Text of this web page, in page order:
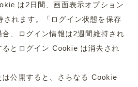
は2日間、画面表示オプション
れます。「ログイン状態を保存
、ログイン情報は2週間維持され
るとログイン Cookie は消去され
は公開すると、さらなる Cookie